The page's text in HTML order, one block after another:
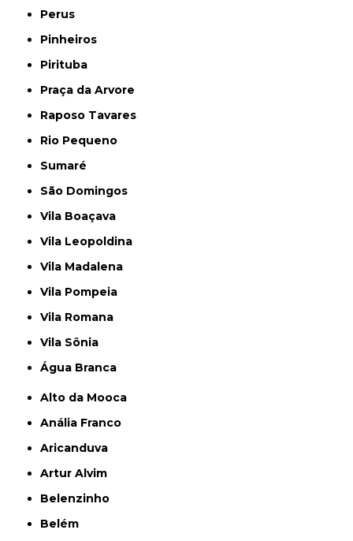
Perus
Pinheiros
Pirituba
Praça da Arvore
Raposo Tavares
Rio Pequeno
Sumaré
São Domingos
Vila Boaçava
Vila Leopoldina
Vila Madalena
Vila Pompeia
Vila Romana
Vila Sônia
Água Branca
Alto da Mooca
Anália Franco
Aricanduva
Artur Alvim
Belenzinho
Belém